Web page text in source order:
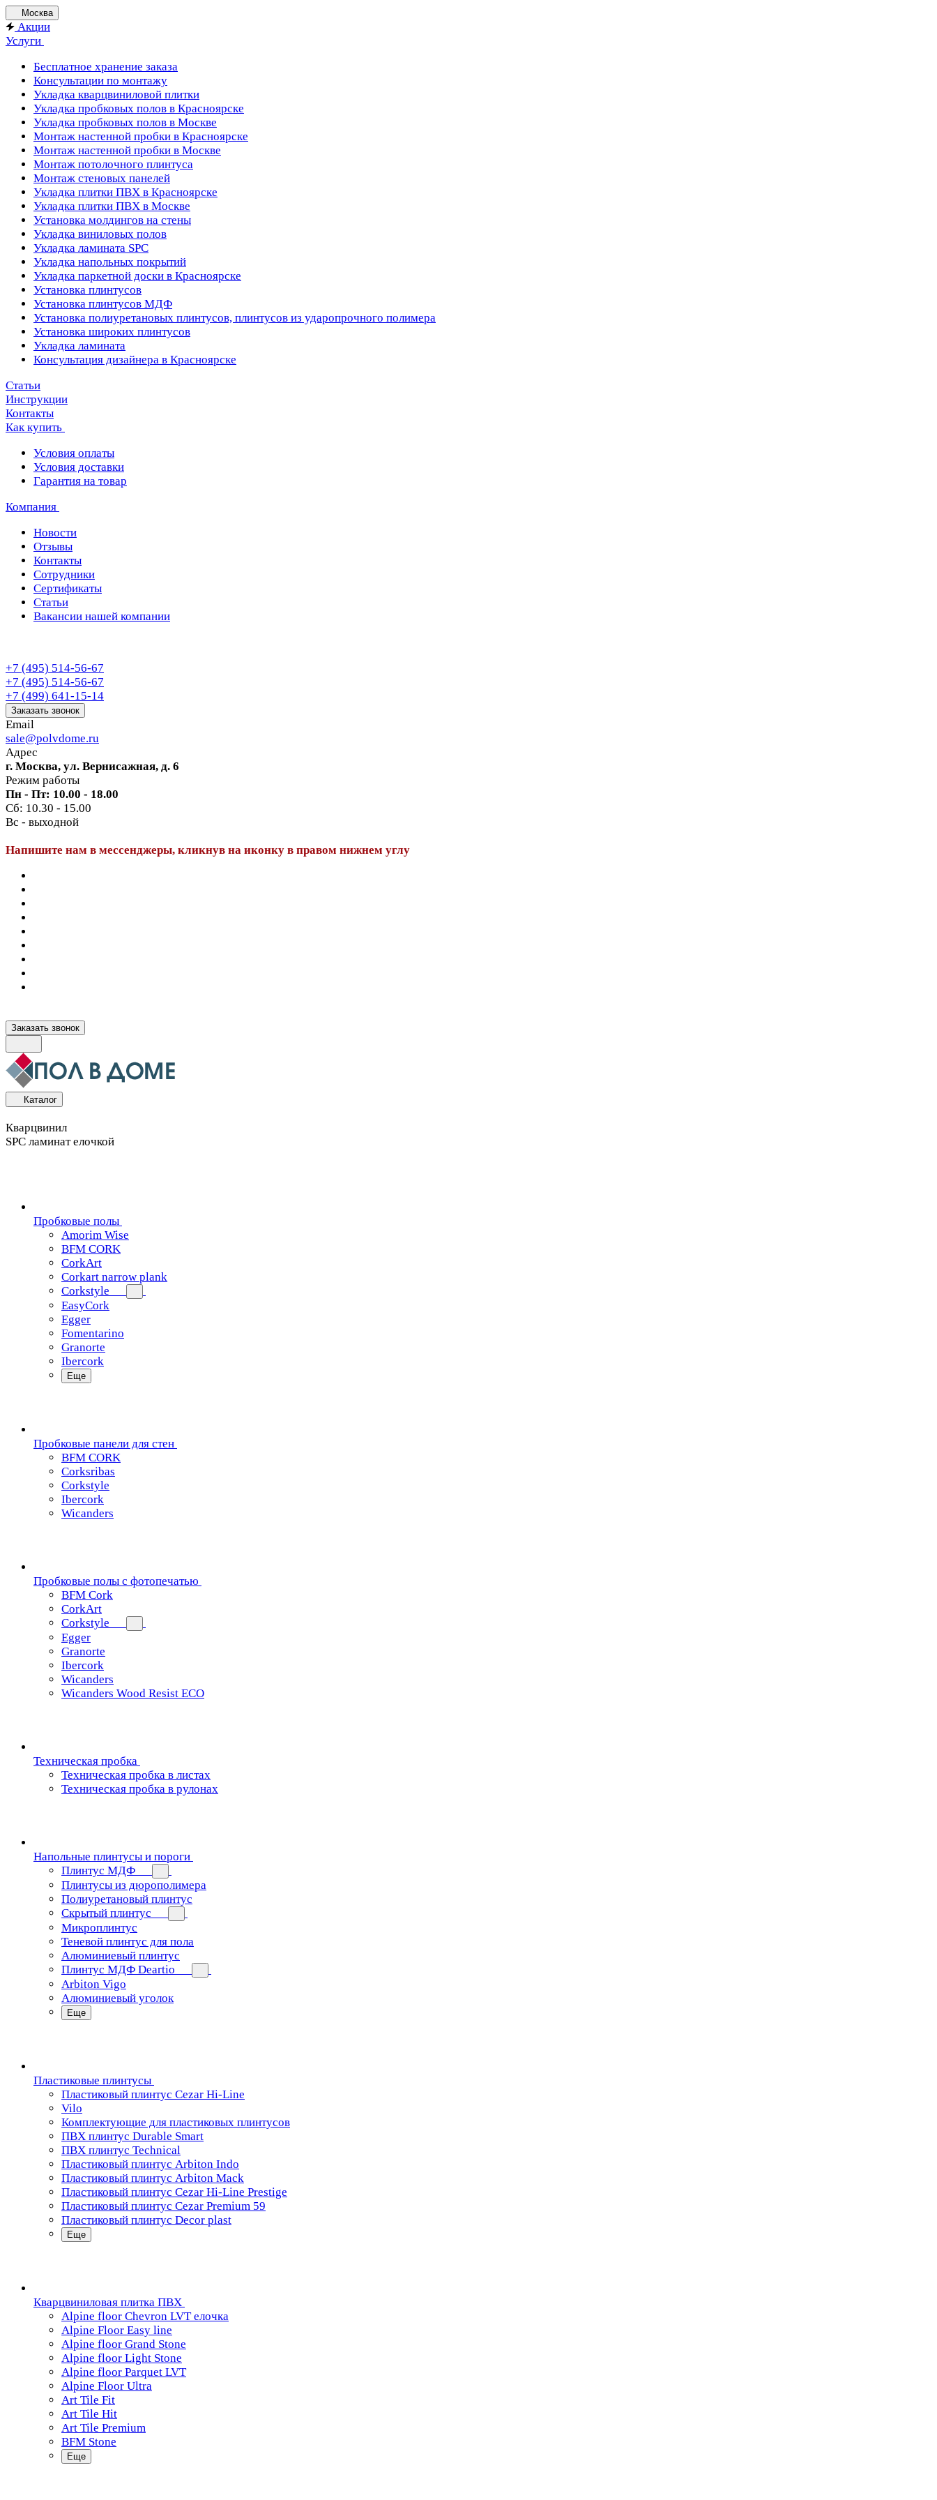
Москва
Акции
Услуги
Бесплатное хранение заказа
Консультации по монтажу
Укладка кварцвиниловой плитки
Укладка пробковых полов в Красноярске
Укладка пробковых полов в Москве
Монтаж настенной пробки в Красноярске
Монтаж настенной пробки в Москве
Монтаж потолочного плинтуса
Монтаж стеновых панелей
Укладка плитки ПВХ в Красноярске
Укладка плитки ПВХ в Москве
Установка молдингов на стены
Укладка виниловых полов
Укладка ламината SPC
Укладка напольных покрытий
Укладка паркетной доски в Красноярске
Установка плинтусов
Установка плинтусов МДФ
Установка полиуретановых плинтусов, плинтусов из ударопрочного полимера
Установка широких плинтусов
Укладка ламината
Консультация дизайнера в Красноярске
Статьи
Инструкции
Контакты
Как купить
Условия оплаты
Условия доставки
Гарантия на товар
Компания
Новости
Отзывы
Контакты
Сотрудники
Сертификаты
Статьи
Вакансии нашей компании
+7 (495) 514-56-67
+7 (495) 514-56-67
+7 (499) 641-15-14
Заказать звонок
Email
sale@polvdome.ru
Адрес
г. Москва, ул. Вернисажная, д. 6
Режим работы
Пн - Пт: 10.00 - 18.00
Сб: 10.30 - 15.00
Вс - выходной
Напишите нам в мессенджеры, кликнув на иконку в правом нижнем углу
Заказать звонок
Каталог
Кварцвинил
SPC ламинат елочкой
Пробковые полы
Amorim Wise
BFM CORK
CorkArt
Corkart narrow plank
Corkstyle
EasyCork
Egger
Fomentarino
Granorte
Ibercork
Еще
Пробковые панели для стен
BFM CORK
Corksribas
Corkstyle
Ibercork
Wicanders
Пробковые полы с фотопечатью
BFM Cork
CorkArt
Corkstyle
Egger
Granorte
Ibercork
Wicanders
Wicanders Wood Resist ECO
Техническая пробка
Техническая пробка в листах
Техническая пробка в рулонах
Напольные плинтусы и пороги
Плинтус МДФ
Плинтусы из дюрополимера
Полиуретановый плинтус
Скрытый плинтус
Микроплинтус
Теневой плинтус для пола
Алюминиевый плинтус
Плинтус МДФ Deartio
Arbiton Vigo
Алюминиевый уголок
Еще
Пластиковые плинтусы
Пластиковый плинтус Cezar Hi-Line
Vilo
Комплектующие для пластиковых плинтусов
ПВХ плинтус Durable Smart
ПВХ плинтус Technical
Пластиковый плинтус Arbiton Indo
Пластиковый плинтус Arbiton Mack
Пластиковый плинтус Cezar Hi-Line Prestige
Пластиковый плинтус Cezar Premium 59
Пластиковый плинтус Decor plast
Еще
Кварцвиниловая плитка ПВХ
Alpine floor Chevron LVT елочка
Alpine Floor Easy line
Alpine floor Grand Stone
Alpine floor Light Stone
Alpine floor Parquet LVT
Alpine Floor Ultra
Art Tile Fit
Art Tile Hit
Art Tile Premium
BFM Stone
Еще